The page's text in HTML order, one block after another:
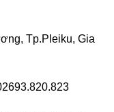
Tp.Pleiku, Gia